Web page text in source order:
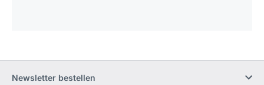
Newsletter bestellen